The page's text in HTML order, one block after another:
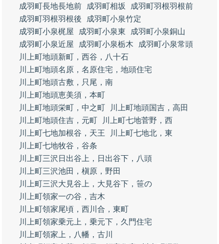
成羽町長地長地前
成羽町相坂
成羽町羽根羽根前
成羽町羽根羽根後
成羽町小泉竹定
成羽町小泉梶屋
成羽町小泉東
成羽町小泉銅山
成羽町小泉近屋
成羽町小泉栃木
成羽町小泉常頭
川上町地頭新町，西谷，八十石
川上町地頭名原，名原住宅，地頭住宅
川上町地頭古敷，只尾，南
川上町地頭恵美須，本町
川上町地頭栄町，中之町
川上町地頭国吉，高田
川上町地頭住吉，元町
川上町七地菅野，西
川上町七地加根谷，天王
川上町七地北，東
川上町七地牧谷，谷条
川上町三沢日出谷上，日出谷下，八頭
川上町三沢池田，槇原，野田
川上町三沢大見谷上，大見谷下，笹の
川上町領家一の谷，吉木
川上町領家尾頃，西川合，東町
川上町領家乗元上，乗元下，久門住宅
川上町領家上，八幡，古川